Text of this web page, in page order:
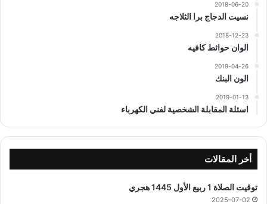
2018-06-20
نسيت الدجاج برا الثلاجه
2018-12-23
الوان حوائط كافيه
2019-04-26
الون البنك
2019-01-13
اسئلة المقابلة الشخصية لفني الكهرباء
أخر المقالات
توقيت الصلاة 1 ربيع الأول 1445 هجري
2025-07-02